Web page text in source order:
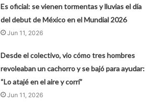
Es oficial: se vienen tormentas y lluvias el día
del debut de México en el Mundial 2026
Jun 11, 2026
Desde el colectivo, vio cómo tres hombres
revoleaban un cachorro y se bajó para ayudar:
“Lo atajé en el aire y corrí”
Jun 11, 2026